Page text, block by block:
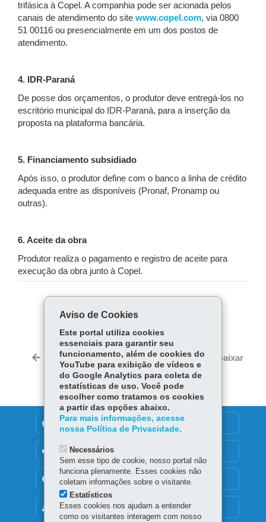
trifásica à Copel. A companhia pode ser acionada pelos
canais de atendimento do site www.copel.com, via 0800
51 00116 ou presencialmente em um dos postos de
atendimento.
4. IDR-Paraná
De posse dos orçamentos, o produtor deve entregá-los no
escritório municipal do IDR-Paraná, para a inserção da
proposta na plataforma bancária.
5. Financiamento subsidiado
Após isso, o produtor define com o banco a linha de crédito
adequada entre as disponíveis (Pronaf, Pronamp ou
outras).
6. Aceite da obra
Produtor realiza o pagamento e registro de aceite para
execução da obra junto à Copel.
ce
bo
ok
Tw
itt
er
ts
Ap
p
Voltar Início Imprimir Baixar
MAPA DO SITE
DENUNCIE CORRUPÇÃO
OUVIDORIA
TRANSPARÊNCIA INSTITUCIONAL
Aviso de Cookies
Este portal utiliza cookies
essenciais para garantir seu
funcionamento, além de cookies do
YouTube para exibição de vídeos e
do Google Analytics para coleta de
estatísticas de uso. Você pode
escolher como tratamos os cookies
a partir das opções abaixo.
Para mais informações, acesse
nossa Política de Privacidade.
Necessários
Sem esse tipo de cookie, nosso portal não
funciona plenamente. Esses cookies não
coletam informações sobre o visitante.
Estatísticos
Esses cookies nos ajudam a entender
como os visitantes interagem com nosso